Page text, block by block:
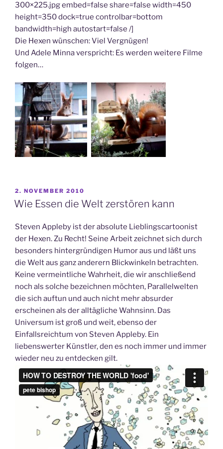
300×225.jpg embed=false share=false width=450
height=350 dock=true controlbar=bottom
bandwidth=high autostart=false /]
Die Hexen wünschen: Viel Vergnügen!
Und Adele Minna verspricht: Es werden weitere Filme
folgen…
VERÖFFENTLICHT
AM
2. NOVEMBER 2010
Wie Essen die Welt zerstören kann
Steven Appleby ist der absolute Lieblingscartoonist
der Hexen. Zu Recht! Seine Arbeit zeichnet sich durch
besonders hintergründigen Humor aus und läßt uns
die Welt aus ganz anderern Blickwinkeln betrachten.
Keine vermeintliche Wahrheit, die wir anschließend
noch als solche bezeichnen möchten, Parallelwelten
die sich auftun und auch nicht mehr absurder
erscheinen als der alltägliche Wahnsinn. Das
Universum ist groß und weit, ebenso der
Einfallsreichtum von Steven Appleby. Ein
liebenswerter Künstler, den es noch immer und immer
wieder neu zu entdecken gilt.